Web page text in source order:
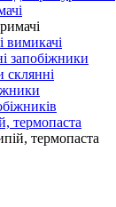
вимикачі
запобіжники
склянні
термопаста
термопаста